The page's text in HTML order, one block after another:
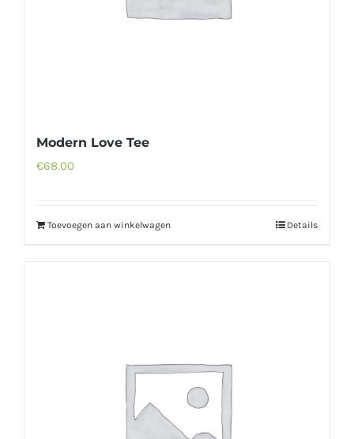
Modern Love Tee
€68.00
Toevoegen aan winkelwagen Details